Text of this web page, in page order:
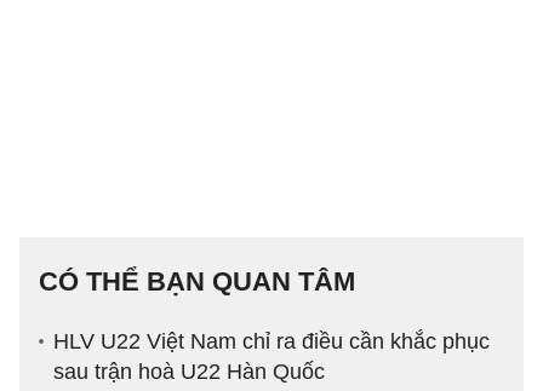
CÓ THỂ BẠN QUAN TÂM
HLV U22 Việt Nam chỉ ra điều cần khắc phục
sau trận hoà U22 Hàn Quốc